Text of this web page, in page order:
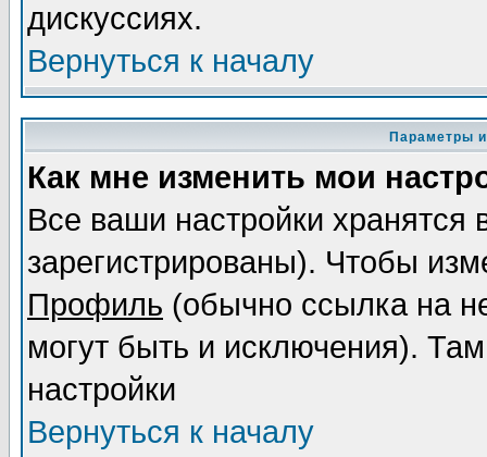
дискуссиях.
Вернуться к началу
Параметры
Как мне изменить мои
Все ваши настройки
зарегистрированы). Чтобы
Профиль (обычно ссылка на
могут быть и исключения).
настройки
Вернуться к началу